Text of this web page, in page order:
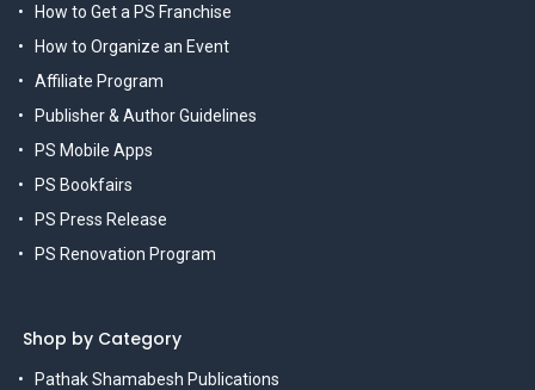
How to Get a PS Franchise
How to Organize an Event
Affiliate Program
Publisher & Author Guidelines
PS Mobile Apps
PS Bookfairs
PS Press Release
PS Renovation Program
Shop by Category
Pathak Shamabesh Publications